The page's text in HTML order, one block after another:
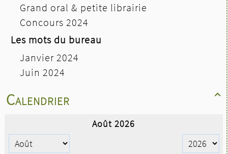
Grand oral & petite librairie
Concours 2024
Les mots du bureau
Janvier 2024
Juin 2024

Calendrier